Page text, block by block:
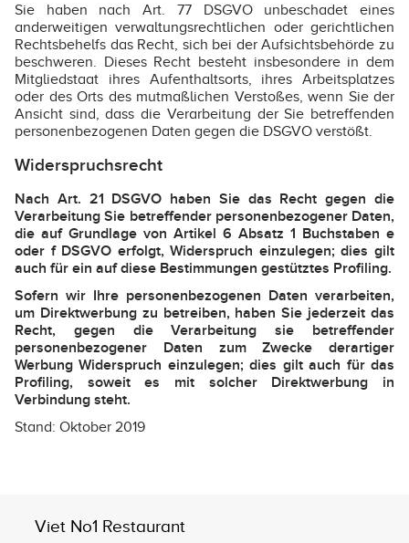
Sie haben nach Art. 77 DSGVO unbeschadet eines
anderweitigen verwaltungsrechtlichen oder gerichtlichen
Rechtsbehelfs das Recht, sich bei der Aufsichtsbehörde zu
beschweren. Dieses Recht besteht insbesondere in dem
Mitgliedstaat ihres Aufenthaltsorts, ihres Arbeitsplatzes
oder des Orts des mutmaßlichen Verstoßes, wenn Sie der
Ansicht sind, dass die Verarbeitung der Sie betreffenden
personenbezogenen Daten gegen die DSGVO verstößt.
Widerspruchsrecht
Nach Art. 21 DSGVO haben Sie das Recht gegen die
Verarbeitung Sie betreffender personenbezogener Daten,
die auf Grundlage von Artikel 6 Absatz 1 Buchstaben e
oder f DSGVO erfolgt, Widerspruch einzulegen; dies gilt
auch für ein auf diese Bestimmungen gestütztes Profiling.
Sofern wir Ihre personenbezogenen Daten verarbeiten,
um Direktwerbung zu betreiben, haben Sie jederzeit das
Recht, gegen die Verarbeitung sie betreffender
personenbezogener Daten zum Zwecke derartiger
Werbung Widerspruch einzulegen; dies gilt auch für das
Profiling, soweit es mit solcher Direktwerbung in
Verbindung steht.
Stand: Oktober 2019
Viet No1 Restaurant